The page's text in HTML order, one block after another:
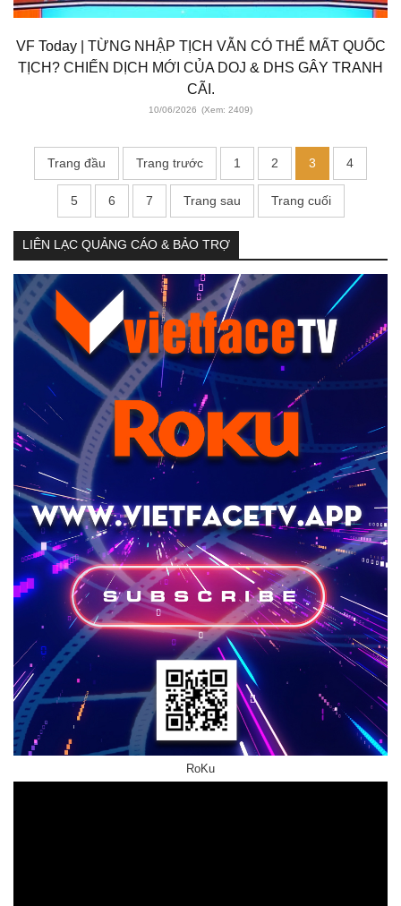
VF Today | TỪNG NHẬP TỊCH VẪN CÓ THỂ MẤT QUỐC
TỊCH? CHIẾN DỊCH MỚI CỦA DOJ & DHS GÂY TRANH
CÃI.
10/06/2026 (Xem: 2409)
Trang đầu Trang trước 1 2 3 4
5 6 7 Trang sau Trang cuối
LIÊN LẠC QUẢNG CÁO & BẢO TRỢ
RoKu